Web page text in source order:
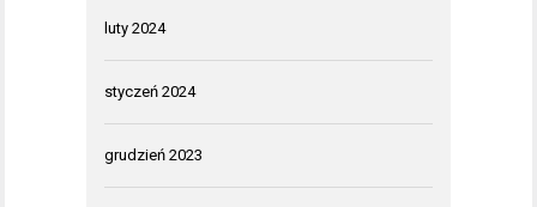
luty 2024
styczeń 2024
grudzień 2023